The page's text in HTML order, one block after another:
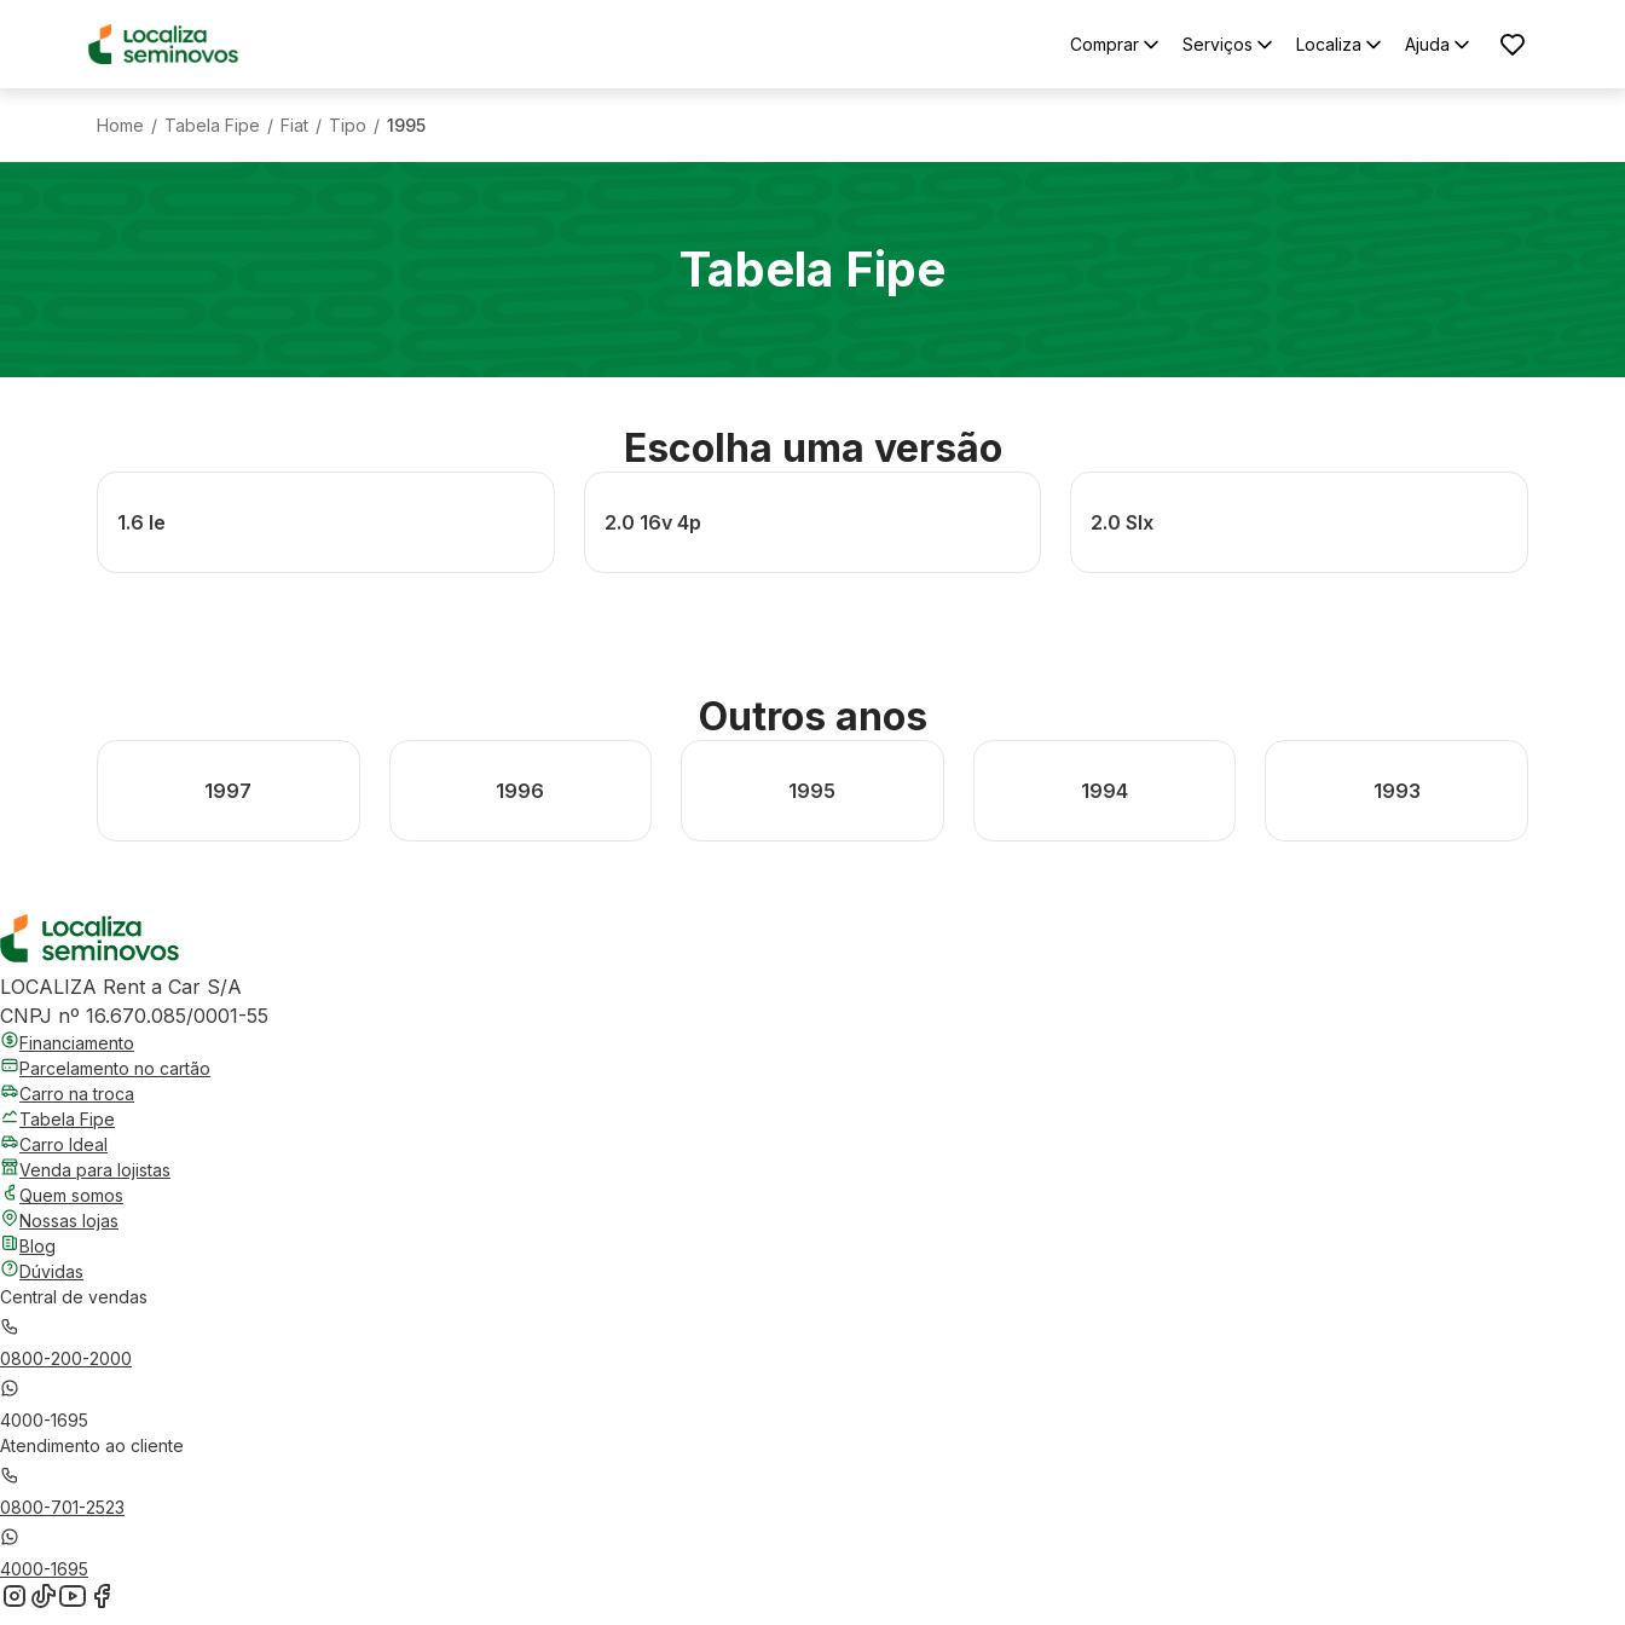
Comprar Serviços Localiza Ajuda
Home / Tabela Fipe / Fiat / Tipo / 1995
Tabela Fipe
Escolha uma versão
1.6 Ie 2.0 16v 4p 2.0 Slx
Outros anos
1997 1996 1995 1994 1993
LOCALIZA Rent a Car S/A
CNPJ nº 16.670.085/0001-55
Financiamento
Parcelamento no cartão
Carro na troca
Tabela Fipe
Carro Ideal
Venda para lojistas
Quem somos
Nossas lojas
Blog
Dúvidas
Central de vendas
0800-200-2000
4000-1695
Atendimento ao cliente
0800-701-2523
4000-1695